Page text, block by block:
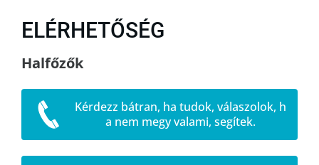
ELÉRHETŐSÉG
Halfőzők
Kérdezz bátran, ha tudok, válaszolok, h
a nem megy valami, segítek.